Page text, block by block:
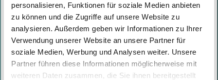
personalisieren, Funktionen für soziale Medien anbieten
zu können und die Zugriffe auf unsere Website zu
analysieren. Außerdem geben wir Informationen zu Ihrer
Verwendung unserer Website an unsere Partner für
soziale Medien, Werbung und Analysen weiter. Unsere
Partner führen diese Informationen möglicherweise mit
weiteren Daten zusammen, die Sie ihnen bereitgestellt
CRA Update: The EU Commission
drafts New Guidelines for “Important”
and “Critical” Products with Digital
Elements
Written by on04.04.2025